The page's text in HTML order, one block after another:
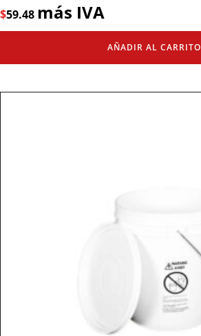
$59.48 más IVA
AÑADIR AL CARRITO